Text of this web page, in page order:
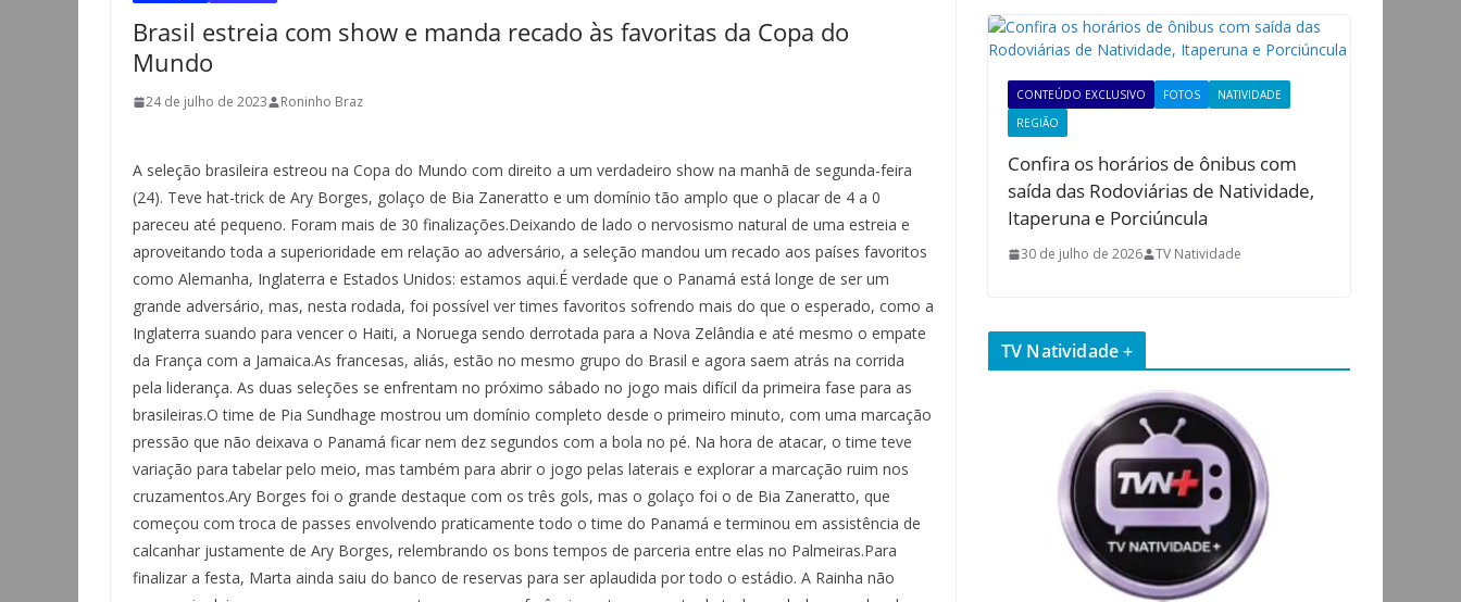
Brasil estreia com show e manda recado às favoritas da Copa do
Mundo
24 de julho de 2023 Roninho Braz
A seleção brasileira estreou na Copa do Mundo com direito a um verdadeiro show na manhã de segunda-feira
(24). Teve hat-trick de Ary Borges, golaço de Bia Zaneratto e um domínio tão amplo que o placar de 4 a 0
pareceu até pequeno. Foram mais de 30 finalizações.Deixando de lado o nervosismo natural de uma estreia e
aproveitando toda a superioridade em relação ao adversário, a seleção mandou um recado aos países favoritos
como Alemanha, Inglaterra e Estados Unidos: estamos aqui.É verdade que o Panamá está longe de ser um
grande adversário, mas, nesta rodada, foi possível ver times favoritos sofrendo mais do que o esperado, como a
Inglaterra suando para vencer o Haiti, a Noruega sendo derrotada para a Nova Zelândia e até mesmo o empate
da França com a Jamaica.As francesas, aliás, estão no mesmo grupo do Brasil e agora saem atrás na corrida
pela liderança. As duas seleções se enfrentam no próximo sábado no jogo mais difícil da primeira fase para as
brasileiras.O time de Pia Sundhage mostrou um domínio completo desde o primeiro minuto, com uma marcação
pressão que não deixava o Panamá ficar nem dez segundos com a bola no pé. Na hora de atacar, o time teve
variação para tabelar pelo meio, mas também para abrir o jogo pelas laterais e explorar a marcação ruim nos
cruzamentos.Ary Borges foi o grande destaque com os três gols, mas o golaço foi o de Bia Zaneratto, que
começou com troca de passes envolvendo praticamente todo o time do Panamá e terminou em assistência de
calcanhar justamente de Ary Borges, relembrando os bons tempos de parceria entre elas no Palmeiras.Para
finalizar a festa, Marta ainda saiu do banco de reservas para ser aplaudida por todo o estádio. A Rainha não
CONTEÚDO EXCLUSIVO FOTOS
NATIVIDADE
REGIÃO
Confira os horários de ônibus com
saída das Rodoviárias de Natividade,
Itaperuna e Porciúncula
30 de julho de 2026 TV Natividade
TV Natividade +